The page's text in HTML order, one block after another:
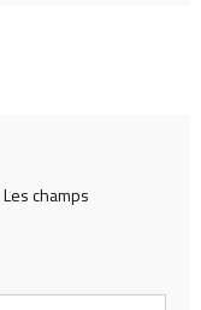
Les champs